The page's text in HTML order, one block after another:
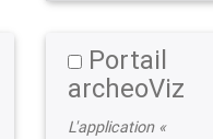
Portail
archeoViz
L'application «